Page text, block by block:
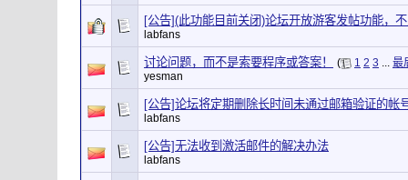
[公告](此功能目前关闭)论坛开放游客发帖功能，
labfans
讨论问题，而不是索要程序或答案！ ( 1 2 3 ... 最
yesman
[公告]论坛将定期删除长时间未通过邮箱验证的帐
labfans
[公告]无法收到激活邮件的解决办法
labfans